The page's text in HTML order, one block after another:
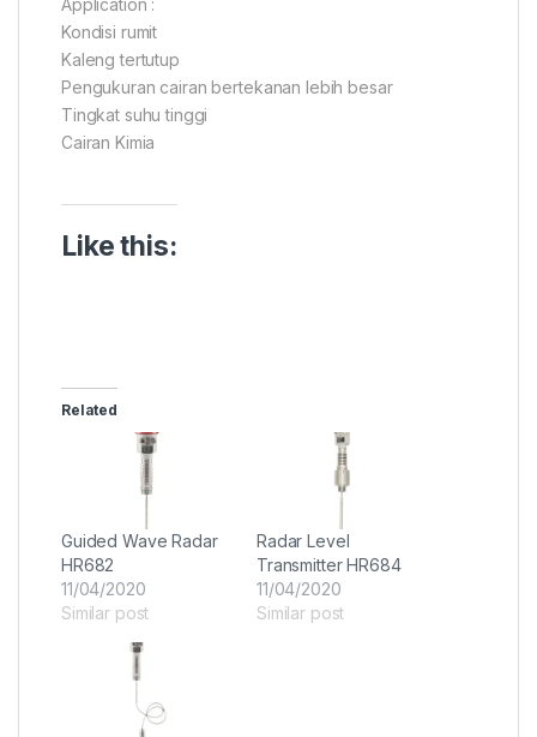
Kondisi rumit
Kaleng tertutup
Pengukuran cairan bertekanan lebih besar
Tingkat suhu tinggi
Cairan Kimia
Like this:
Related
Guided Wave Radar
HR682
11/04/2020
Similar post
Radar Level
Transmitter HR684
11/04/2020
Similar post